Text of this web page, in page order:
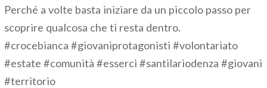
Perché a volte basta iniziare da un piccolo passo per
scoprire qualcosa che ti resta dentro.
#crocebianca #giovaniprotagonisti #volontariato
#estate #comunità #esserci #santilariodenza #giovani
#territorio